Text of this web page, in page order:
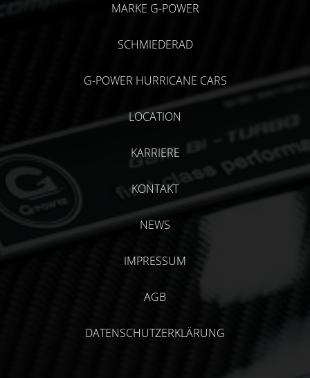
MARKE G-POWER
SCHMIEDERAD
G-POWER HURRICANE CARS
LOCATION
KARRIERE
KONTAKT
NEWS
IMPRESSUM
AGB
DATENSCHUTZERKLÄRUNG